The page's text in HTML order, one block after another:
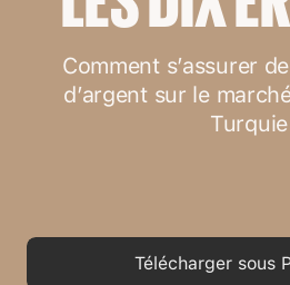
Comment s’assurer
d’argent sur le
Turquie
Télécharger sous